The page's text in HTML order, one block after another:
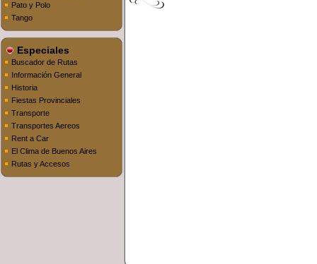
Pato y Polo
Tango
Especiales
Buscador de Rutas
Información General
Historia
Fiestas Provinciales
Transporte
Transportes Aereos
Rent a Car
El Clima de Buenos Aires
Rutas y Accesos